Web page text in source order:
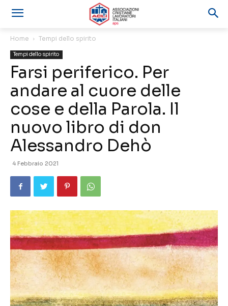
Home Tempi dello spirito
Tempi dello spirito
Farsi periferico. Per
andare al cuore delle
cose e della Parola. Il
nuovo libro di don
Alessandro Dehò
4 Febbraio 2021